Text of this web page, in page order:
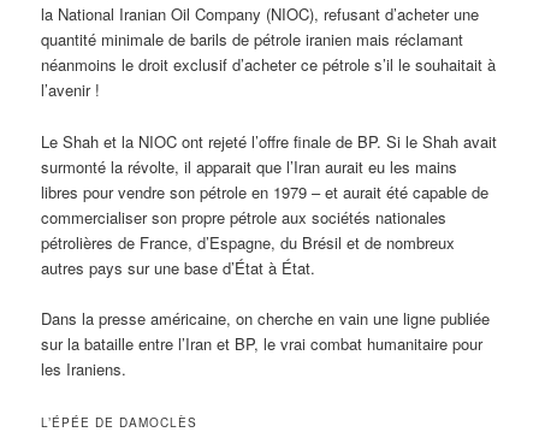
la National Iranian Oil Company (NIOC), refusant d’acheter une
quantité minimale de barils de pétrole iranien mais réclamant
néanmoins le droit exclusif d’acheter ce pétrole s’il le souhaitait à
l’avenir !
Le Shah et la NIOC ont rejeté l’offre finale de BP. Si le Shah avait
surmonté la révolte, il apparait que l’Iran aurait eu les mains
libres pour vendre son pétrole en 1979 – et aurait été capable de
commercialiser son propre pétrole aux sociétés nationales
pétrolières de France, d’Espagne, du Brésil et de nombreux
autres pays sur une base d’État à État.
Dans la presse américaine, on cherche en vain une ligne publiée
sur la bataille entre l’Iran et BP, le vrai combat humanitaire pour
les Iraniens.
L’ÉPÉE DE DAMOCLÈS